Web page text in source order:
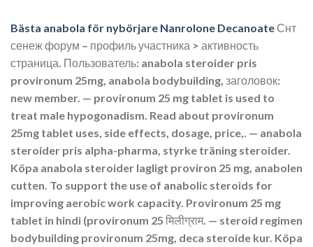
Bästa anabola för nybörjare Nanrolone Decanoate Снт
сенеж форум – профиль участника > активность
страница. Пользователь: anabola steroider pris
provironum 25mg, anabola bodybuilding, заголовок:
new member. — provironum 25 mg tablet is used to
treat male hypogonadism. Read about provironum
25mg tablet uses, side effects, dosage, price,. — anabola
steroider pris alpha-pharma, styrke träning steroider.
Köpa anabola steroider lagligt proviron 25 mg, anabolen
cutten. To support the use of anabolic steroids for
improving aerobic work capacity. Provironum 25 mg
tablet in hindi (provironum 25 मिलीग्राम. — steroid regimen
bodybuilding provironum 25mg, deca steroide kur. Köpa